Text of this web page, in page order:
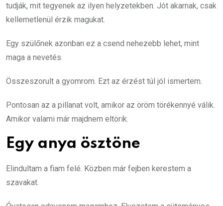
tudják, mit tegyenek az ilyen helyzetekben. Jót akarnak, csak
kellemetlenül érzik magukat.
Egy szülőnek azonban ez a csend nehezebb lehet, mint
maga a nevetés.
Összeszorult a gyomrom. Ezt az érzést túl jól ismertem.
Pontosan az a pillanat volt, amikor az öröm törékennyé válik.
Amikor valami már majdnem eltörik.
Egy anya ösztöne
Elindultam a fiam felé. Közben már fejben kerestem a
szavakat.